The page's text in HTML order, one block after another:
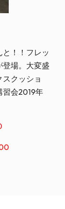
！！フレッ
登場。大変盛
クッショ
習会2019年